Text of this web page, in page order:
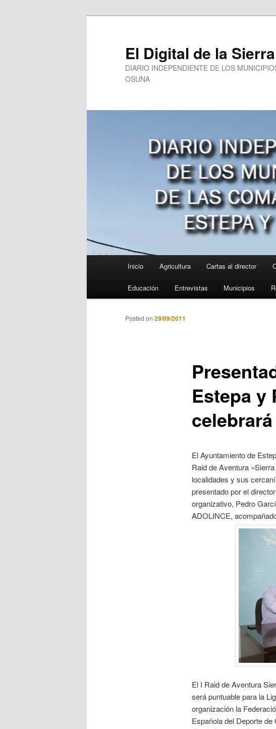
El Digital de la
DIARIO INDEPENDIENTE DE LOS
OSUNA
Inicio Agricultura Cartas al director
Educación Entrevistas Municipios
Estepa y
Posted on 29/09/2011
El Ayuntamiento de
Raid de Aventura
localidades y sus
presentado por el
organizativo, Pedro
ADOLINCE,
El I Raid de Aventura
será puntuable para la
organización la
Española del Deporte